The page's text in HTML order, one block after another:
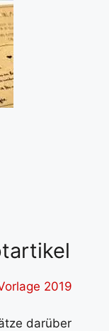
2019
darüber